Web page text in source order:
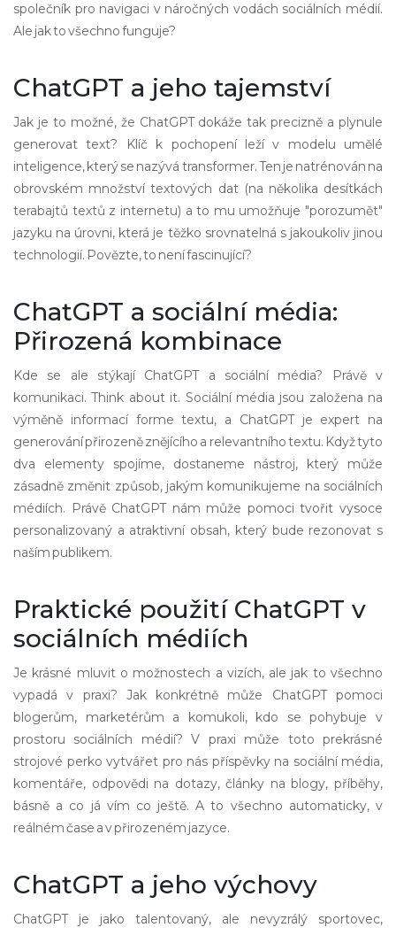
společník pro navigaci v náročných vodách sociálních médií.
Ale jak to všechno funguje?
ChatGPT a jeho tajemství
Jak je to možné, že ChatGPT dokáže tak precizně a plynule
generovat text? Klíč k pochopení leží v modelu umělé
inteligence, který se nazývá transformer. Ten je natrénován na
obrovském množství textových dat (na několika desítkách
terabajtů textů z internetu) a to mu umožňuje "porozumět"
jazyku na úrovni, která je těžko srovnatelná s jakoukoliv jinou
technologií. Povězte, to není fascinující?
ChatGPT a sociální média:
Přirozená kombinace
Kde se ale stýkají ChatGPT a sociální média? Právě v
komunikaci. Think about it. Sociální média jsou založena na
výměně informací forme textu, a ChatGPT je expert na
generování přirozeně znějícího a relevantního textu. Když tyto
dva elementy spojíme, dostaneme nástroj, který může
zásadně změnit způsob, jakým komunikujeme na sociálních
médiích. Právě ChatGPT nám může pomoci tvořit vysoce
personalizovaný a atraktivní obsah, který bude rezonovat s
naším publikem.
Praktické použití ChatGPT v
sociálních médiích
Je krásné mluvit o možnostech a vizích, ale jak to všechno
vypadá v praxi? Jak konkrétně může ChatGPT pomoci
blogerům, marketérům a komukoli, kdo se pohybuje v
prostoru sociálních médií? V praxi může toto prekrásné
strojové perko vytvářet pro nás příspěvky na sociální média,
komentáře, odpovědi na dotazy, články na blogy, příběhy,
básně a co já vím co ještě. A to všechno automaticky, v
reálném čase a v přirozeném jazyce.
ChatGPT a jeho výchovy
ChatGPT je jako talentovaný, ale nevyzrálý sportovec,